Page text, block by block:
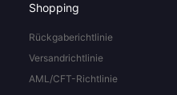
Shopping
Rückgaberichtlinie
Versandrichtlinie
AML/CFT-Richtlinie